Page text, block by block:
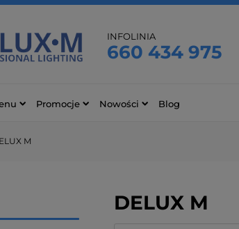
INFOLINIA
660 434 975
Promocje Nowości Blog
M
DELUX M